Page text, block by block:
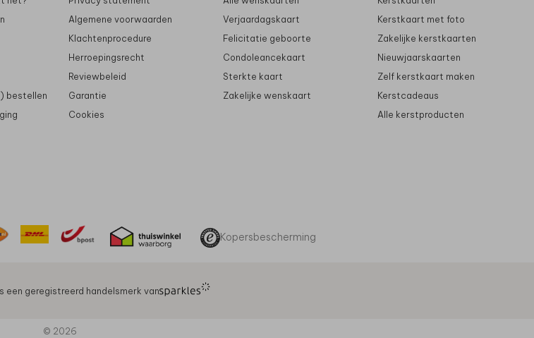
bestellen
Algemene voorwaarden
Klachtenprocedure
Herroepingsrecht
Reviewbeleid
Garantie
Cookies
Verjaardagskaart
Felicitatie geboorte
Condoleancekaart
Sterkte kaart
Zakelijke wenskaart
Kerstkaart met foto
Zakelijke kerstkaarten
Nieuwjaarskaarten
Zelf kerstkaart maken
Kerstcadeaus
Alle kerstproducten
Kopersbescherming
een geregistreerd handelsmerk van
© 2026